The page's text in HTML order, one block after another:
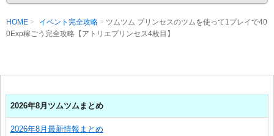
HOME イベント完全攻略
ツムツム プリンセスのツムを使って1プレイで40
0Exp稼ごう完全攻略【アトリエプリンセス4枚目】
2026年8月ツムツムまとめ
2026年8月最新情報まとめ